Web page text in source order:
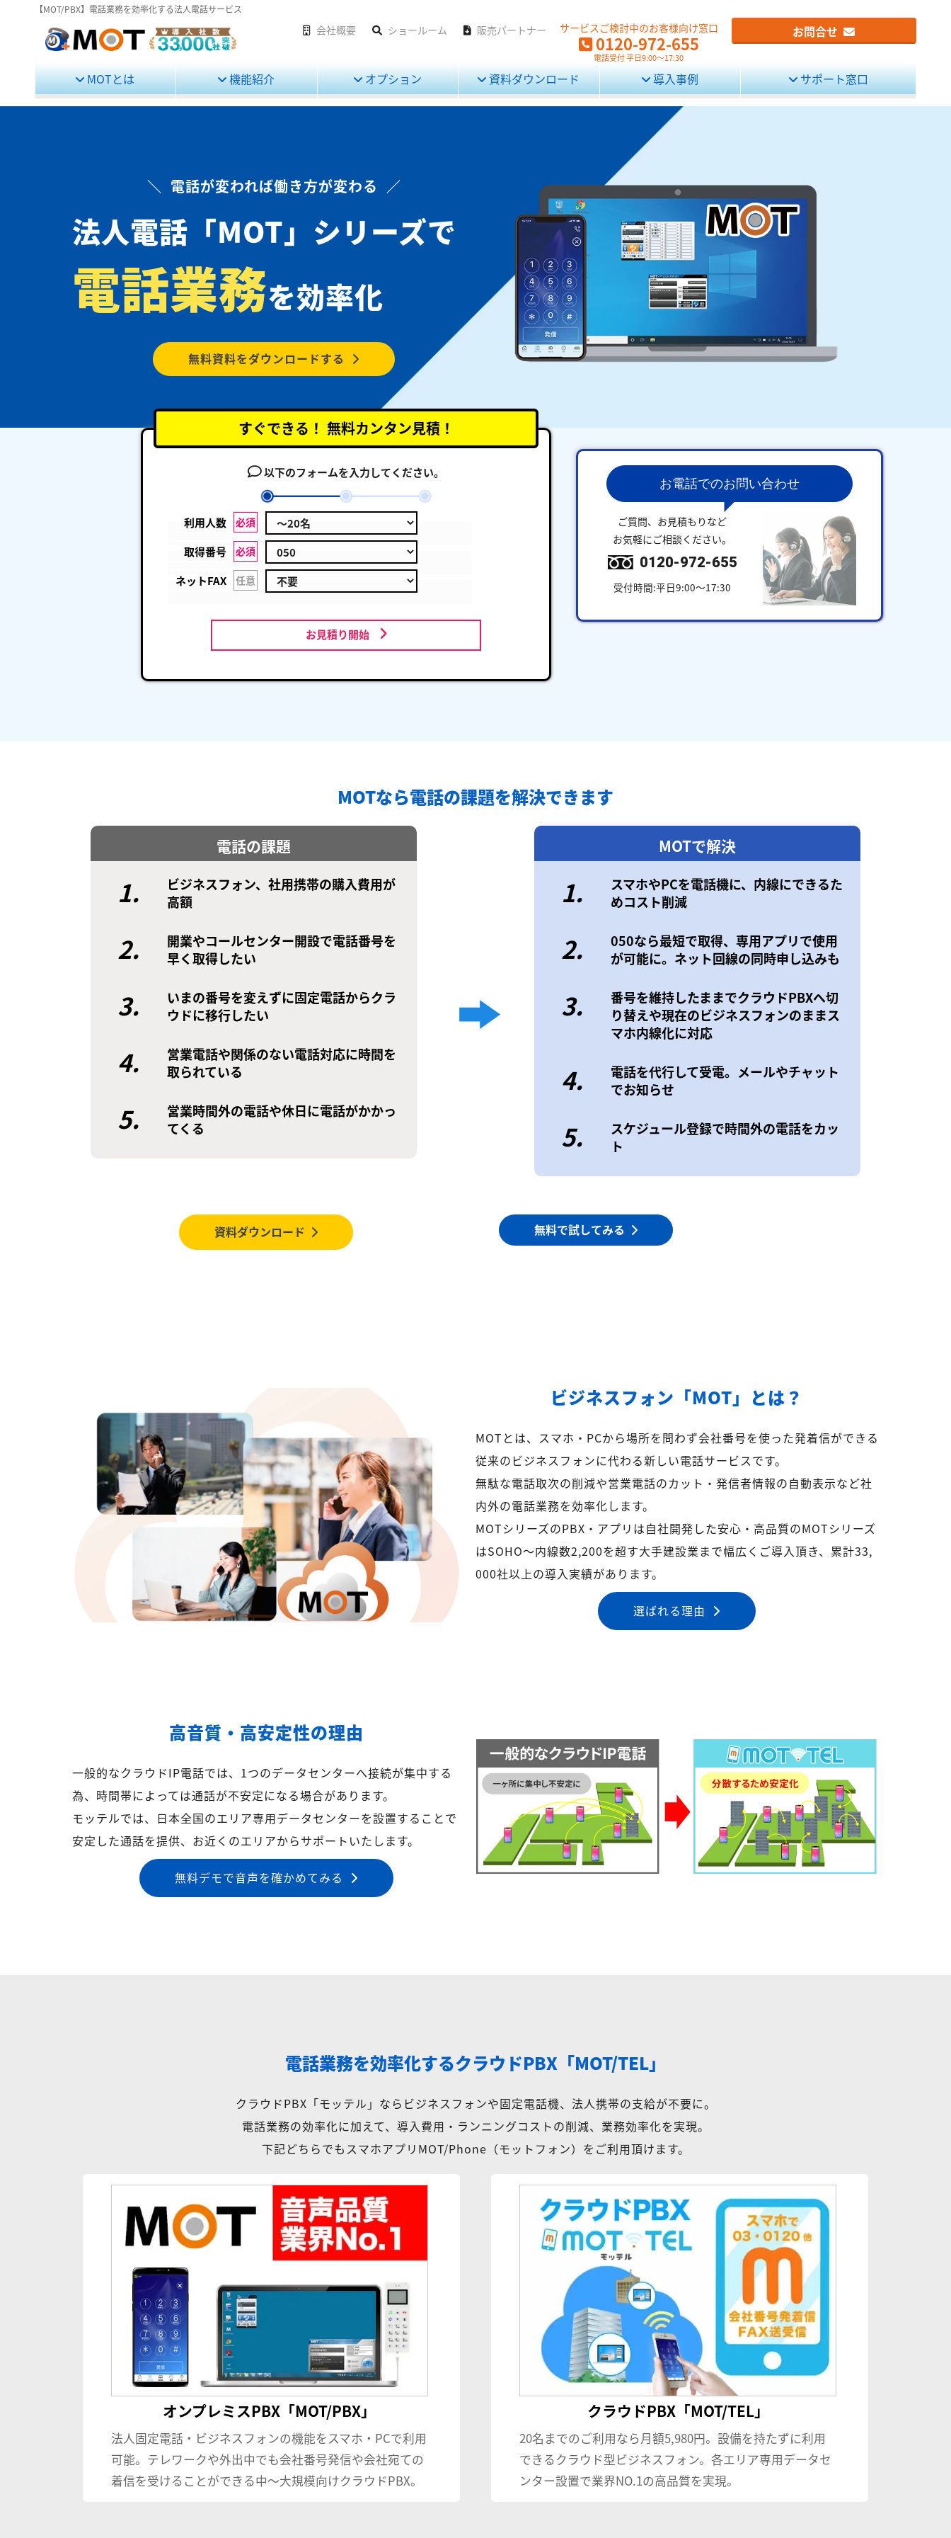
【MOT/PBX】電話業務を効率化する法人電話サービス
会社概要 ショールーム 販売パートナー サービスご検討中のお客様向け窓口
0120-972-655
電話受付 平日9:00～17:30
お問合せ
MOTとは 機能紹介 オプション 資料ダウンロード 導入事例 サポート窓口
＼ 電話が変われば働き方が変わる ／
法人電話 「MOT」シリーズで
電話業務を効率化
無料資料をダウンロードする
すぐできる！ 無料カンタン見積！
以下のフォームを入力してください。
利用人数 必須
取得番号 必須
ネットFAX 任意
お見積り開始
お電話でのお問い合わせ
ご質問、お見積もりなど
お気軽にご相談ください。
0120-972-655
受付時間:平日9:00～17:30
MOTなら電話の課題を解決できます
電話の課題
1.
ビジネスフォン、社用携帯の購入費用が
高額
2.
開業やコールセンター開設で電話番号を
早く取得したい
3.
いまの番号を変えずに固定電話からクラ
ウドに移行したい
4.
営業電話や関係のない電話対応に時間を
取られている
5.
営業時間外の電話や休日に電話がかかっ
てくる
MOTで解決
1.
スマホやPCを電話機に、内線にできるた
めコスト削減
2.
050なら最短で取得、専用アプリで使用
が可能に。ネット回線の同時申し込みも
3.
番号を維持したままでクラウドPBXへ切
り替えや現在のビジネスフォンのままス
マホ内線化に対応
4.
電話を代行して受電。メールやチャット
でお知らせ
5.
スケジュール登録で時間外の電話をカッ
ト
無料で試してみる
資料ダウンロード
ビジネスフォン「MOT」とは？
MOTとは、スマホ・PCから場所を問わず会社番号を使った発着信ができる
従来のビジネスフォンに代わる新しい電話サービスです。
無駄な電話取次の削減や営業電話のカット・発信者情報の自動表示など社
内外の電話業務を効率化します。
MOTシリーズのPBX・アプリは自社開発した安心・高品質のMOTシリーズ
はSOHO～内線数2,200を超す大手建設業まで幅広くご導入頂き、累計33,
000社以上の導入実績があります。
選ばれる理由
高音質・高安定性の理由
一般的なクラウドIP電話では、1つのデータセンターへ接続が集中する
為、時間帯によっては通話が不安定になる場合があります。
モッテルでは、日本全国のエリア専用データセンターを設置することで
安定した通話を提供、お近くのエリアからサポートいたします。
無料デモで音声を確かめてみる
電話業務を効率化するクラウドPBX「MOT/TEL」
クラウドPBX「モッテル」ならビジネスフォンや固定電話機、法人携帯の支給が不要に。
電話業務の効率化に加えて、導入費用・ランニングコストの削減、業務効率化を実現。
下記どちらでもスマホアプリMOT/Phone（モットフォン）をご利用頂けます。
オンプレミスPBX「MOT/PBX」
法人固定電話・ビジネスフォンの機能をスマホ・PCで利用
可能。テレワークや外出中でも会社番号発信や会社宛ての
着信を受けることができる中〜大規模向けクラウドPBX。
クラウドPBX「MOT/TEL」
20名までのご利用なら月額5,980円。設備を持たずに利用
できるクラウド型ビジネスフォン。各エリア専用データセ
ンター設置で業界NO.1の高品質を実現。